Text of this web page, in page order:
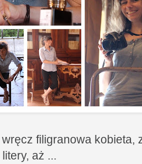
filigranowa kobieta,
litery, aż ...